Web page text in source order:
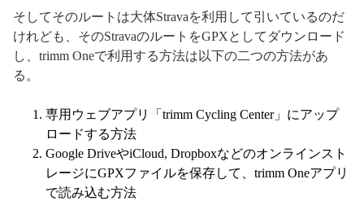
そしてそのルートは大体Stravaを利用して引いているのだ
けれども、そのStravaのルートをGPXとしてダウンロード
し、trimm Oneで利用する方法は以下の二つの方法があ
る。
専用ウェブアプリ「trimm Cycling Center」にアップ
ロードする方法
Google DriveやiCloud, Dropboxなどのオンラインスト
レージにGPXファイルを保存して、trimm Oneアプリ
で読み込む方法